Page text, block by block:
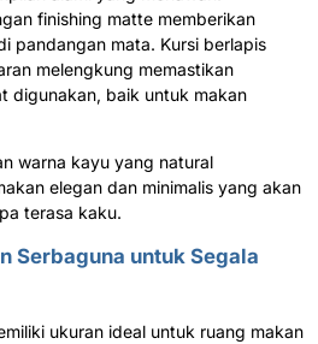
finishing matte memberikan
pandangan mata. Kursi berlapis
melengkung memastikan
digunakan, baik untuk makan
warna kayu yang natural
elegan dan minimalis yang akan
terasa kaku.
Serbaguna untuk Segala
ukuran ideal untuk ruang makan